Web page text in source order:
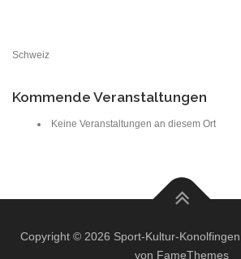
Schweiz
Kommende Veranstaltungen
Keine Veranstaltungen an diesem Ort
Copyright © 2026 Sport-Kultur-Konolfingen
von FameThemes